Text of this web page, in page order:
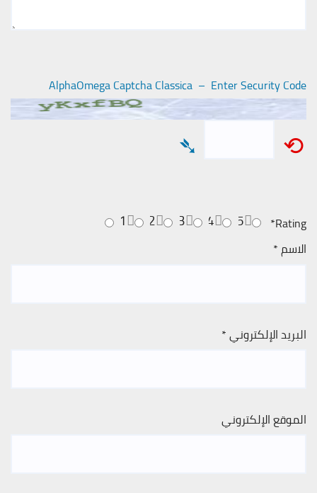
AlphaOmega Captcha Classica – Enter Security Code
⟲
➴
Rating
*
5
4
3
2
1
الاسم*
البريد الإلكتروني*
الموقع الإلكتروني